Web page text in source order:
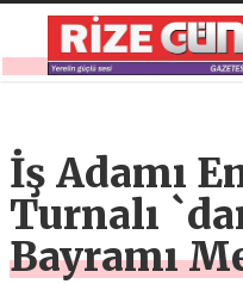
İş Adamı
Turnalı
Bayramı